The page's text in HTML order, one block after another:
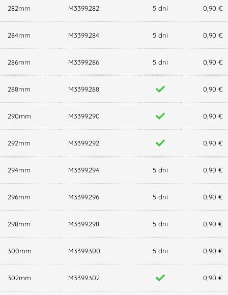
282mm M3399.282 5 dni 0,90 €
284mm M3399.284 5 dni 0,90 €
286mm M3399.286 5 dni 0,90 €
288mm M3399.288 0,90 €
290mm M3399.290 0,90 €
292mm M3399.292 0,90 €
294mm M3399.294 5 dni 0,90 €
296mm M3399.296 5 dni 0,90 €
298mm M3399.298 5 dni 0,90 €
300mm M3399.300 5 dni 0,90 €
302mm M3399.302 0,90 €